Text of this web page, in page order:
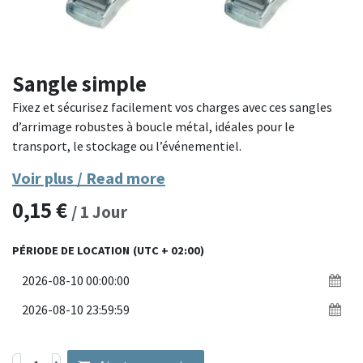
Sangle simple
Fixez et sécurisez facilement vos charges avec ces sangles
d’arrimage robustes à boucle métal, idéales pour le
transport, le stockage ou l’événementiel.
Fabriquées en sangle polyester haute résistance, elles sont
équipées d'une boucle autobloquante métallique qui permet
un serrage rapide et fiable sans outil. Parfaites pour
maintenir du matériel sur des chariots, racks ou dans un
véhicule utilitaire, elles assurent une excellente tenue,
même en conditions exigeantes.
Dimensions : longueur standard 5 m (selon modèle), largeur
Voir plus / Read more
0,15€ /1Jour
PÉRIODE DE LOCATION (UTC + 02:00)